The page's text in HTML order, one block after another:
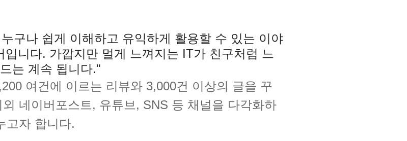
구나 쉽게 이해하고 유익하게 활용할 수 있는 이야
입니다. 가깝지만 멀게 느껴지는 IT가 친구처럼 느
는 계속 됩니다."
여건에 이르는 리뷰와 3,000건 이상의 글을 꾸
네이버포스트, 유튜브, SNS 등 채널을 다각화하
고자 합니다.